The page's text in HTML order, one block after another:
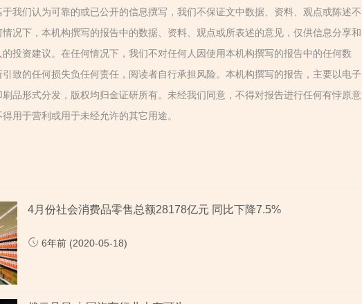
我们认为可靠的或已公开的信息撰写，我们不保证文中数据、资料、观点或陈述不
况下，本机构撰写的报告中的数据、资料、观点或所表述的意见，仅供信息分享和
投资建议。在任何情况下，我们不对任何人因使用本机构撰写的报告中的任何数
致的任何损失负任何责任，阅读者自行承担风险。本机构撰写的报告，主要以电子
品形式分发，版权均归金证研所有。未经我们同意，不得对报告进行任何有悖原意
用于营利或用于未经允许的其它用途。
4月份社会消费品零售总额28178亿元 同比下降7.5%
6年前 (2020-05-18)